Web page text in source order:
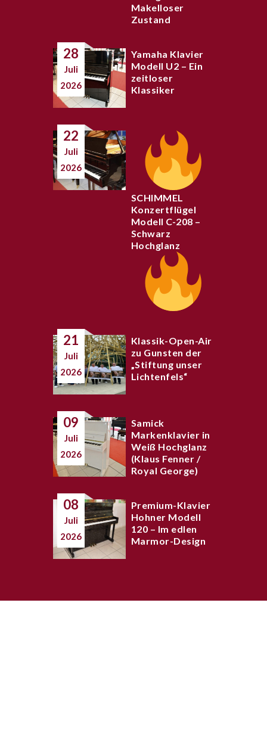
Makelloser
Zustand
28
Juli
2026
Yamaha Klavier
Modell U2 – Ein
zeitloser
Klassiker
22
Juli
2026
SCHIMMEL
Konzertflügel
Modell C-208 –
Schwarz
Hochglanz
21
Juli
2026
Klassik-Open-Air
zu Gunsten der
„Stiftung unser
Lichtenfels“
09
Juli
2026
Samick
Markenklavier in
Weiß Hochglanz
(Klaus Fenner /
Royal George)
08
Juli
2026
Premium-Klavier
Hohner Modell
120 – Im edlen
Marmor-Design